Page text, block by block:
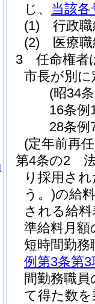
じ、 当該各
(1)
行政
(2)
医療
3
任命権者
市長が別
(昭34
16条例
28条例
(定年前再
第4条の2
り採用さ
う。)の給
される給
準給料月額
短時間勤
例第3条第3
間勤務職
て得た数